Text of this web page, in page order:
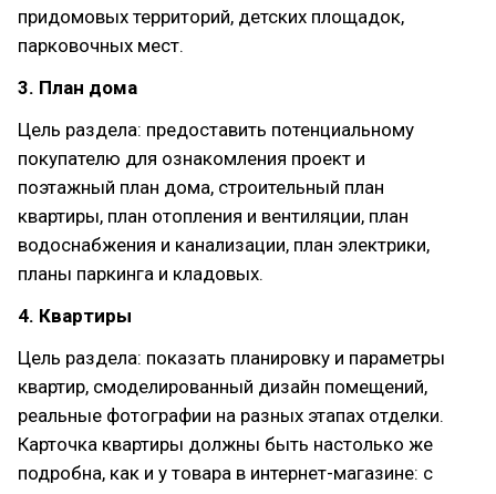
придомовых территорий, детских площадок,
парковочных мест.
3. План дома
Цель раздела: предоставить потенциальному
покупателю для ознакомления проект и
поэтажный план дома, строительный план
квартиры, план отопления и вентиляции, план
водоснабжения и канализации, план электрики,
планы паркинга и кладовых.
4. Квартиры
Цель раздела: показать планировку и параметры
квартир, смоделированный дизайн помещений,
реальные фотографии на разных этапах отделки.
Карточка квартиры должны быть настолько же
подробна, как и у товара в интернет-магазине: с